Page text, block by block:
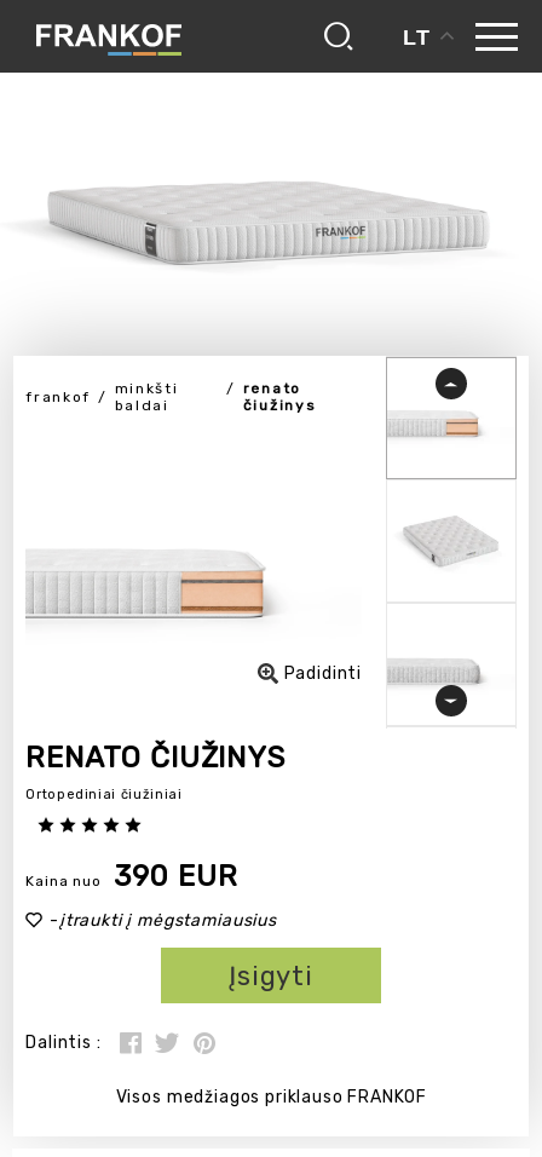
LT
frankof
minkšti
baldai
renato
čiužinys
Padidinti
RENATO ČIUŽINYS
Ortopediniai čiužiniai
Kaina nuo 390 EUR
-įtraukti į mėgstamiausius
Įsigyti
Dalintis :
Visos medžiagos priklauso FRANKOF